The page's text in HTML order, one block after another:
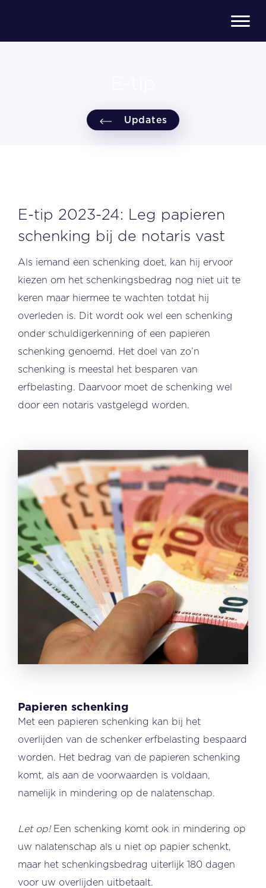
Updates
E-tip 2023-24: Leg papieren
schenking bij de notaris vast
Als iemand een schenking doet, kan hij ervoor
kiezen om het schenkingsbedrag nog niet uit te
keren maar hiermee te wachten totdat hij
overleden is. Dit wordt ook wel een schenking
onder schuldigerkenning of een papieren
schenking genoemd. Het doel van zo’n
schenking is meestal het besparen van
erfbelasting. Daarvoor moet de schenking wel
door een notaris vastgelegd worden.
Papieren schenking
Met een papieren schenking kan bij het
overlijden van de schenker erfbelasting bespaard
worden. Het bedrag van de papieren schenking
komt, als aan de voorwaarden is voldaan,
namelijk in mindering op de nalatenschap.
Let op!Een schenking komt ook in mindering op
uw nalatenschap als u niet op papier schenkt,
maar het schenkingsbedrag uiterlijk 180 dagen
voor uw overlijden uitbetaalt.